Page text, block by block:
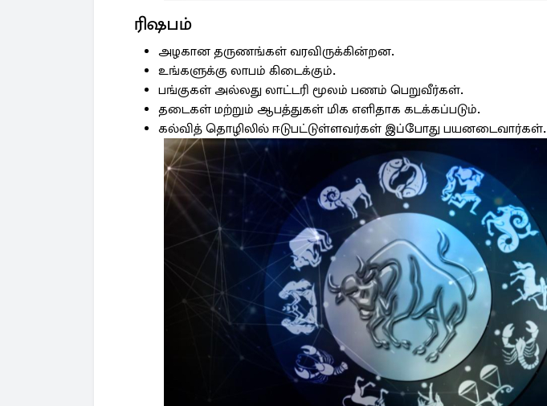
ரிஷபம்
அழகான தருணங்கள் வரவிருக்கின்றன.
உங்களுக்கு லாபம் கிடைக்கும்.
பங்குகள் அல்லது லாட்டரி மூலம் பணம் பெறுவீர்கள்.
தடைகள் மற்றும் ஆபத்துகள் மிக எளிதாக கடக்கப்படும்.
கல்வித் தொழிலில் ஈடுபட்டுள்ளவர்கள் இப்போது பயனடைவார்கள்.